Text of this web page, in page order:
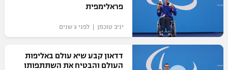
פראלימפית
יניב טוכמן | לפני 3 שנים
דדאון קבע שיא עולם באליפות
העולם והבטיח את השתתפותו